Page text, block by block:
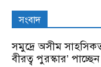
সংবাদ
সমুদ্রে অসীম
বীরত্ব পুরস্কার’